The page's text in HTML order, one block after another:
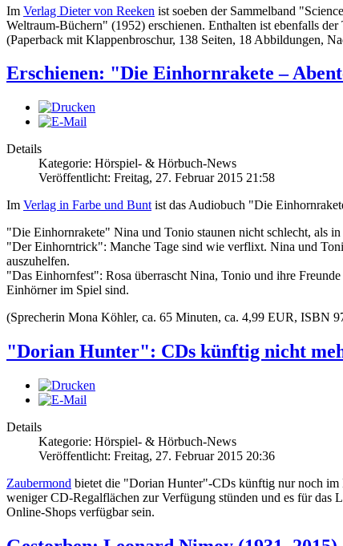
Im Verlag Dieter von Reeken ist soeben der Sammelband
Weltraum-Büchern" (1952) erschienen. Enthalten ist ebenfalls
(Paperback mit Klappenbroschur, 138 Seiten, 18 Abbildungen,
Erschienen: "Die Einhornrakete –
Details
Kategorie: Hörspiel- & Hörbuch-News
Veröffentlicht: Freitag, 27. Februar 2015 21:58
Im Verlag in Farbe und Bunt ist das Audiobuch "Die
"Die Einhornrakete" Nina und Tonio staunen nicht schlecht, als
"Der Einhorntrick": Manche Tage sind wie verflixt. Nina und
auszuhelfen.
"Das Einhornfest": Rosa überrascht Nina, Tonio und ihre
Einhörner im Spiel sind.
(Sprecherin Mona Köhler, ca. 65 Minuten, ca. 4,99 EUR, ISBN
"Dorian Hunter": CDs künftig nicht
Details
Kategorie: Hörspiel- & Hörbuch-News
Veröffentlicht: Freitag, 27. Februar 2015 20:36
Zaubermond bietet die "Dorian Hunter"-CDs künftig nur noch im
weniger CD-Regalflächen zur Verfügung stünden und es für das
Online-Shops verfügbar sein.